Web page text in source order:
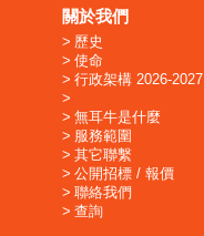
關於我們
歷史
使命
行政架構 2026-2027
無耳牛是什麼
服務範圍
其它聯繫
公開招標 / 報價
聯絡我們
查詢